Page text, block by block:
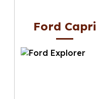
Ford Capri